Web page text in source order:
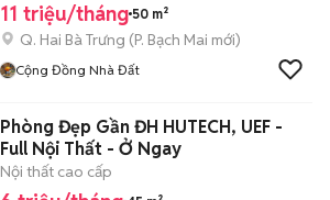
11 triệu/tháng 50 m²
Q. Hai Bà Trưng (P. Bạch Mai mới)
Cộng Đồng Nhà Đất
Phòng Đẹp Gần ĐH HUTECH, UEF -
Full Nội Thất - Ở Ngay
Nội thất cao cấp